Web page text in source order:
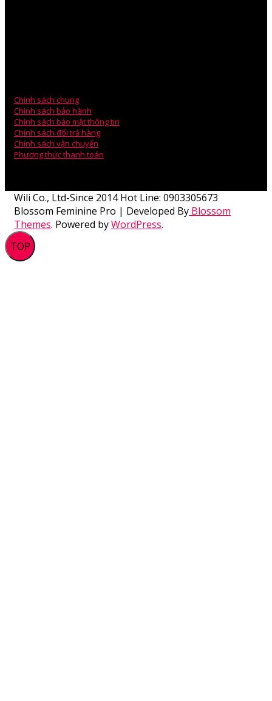
Chính sách chung
Chính sách bảo hành
Chính sách bảo mật thông tin
Chính sách đổi trả hàng
Chính sách vận chuyển
Phương thức thanh toán
Wili Co., Ltd-Since 2014 Hot Line: 0903305673
Blossom Feminine Pro | Developed By Blossom
Themes. Powered byWordPress.
TOP